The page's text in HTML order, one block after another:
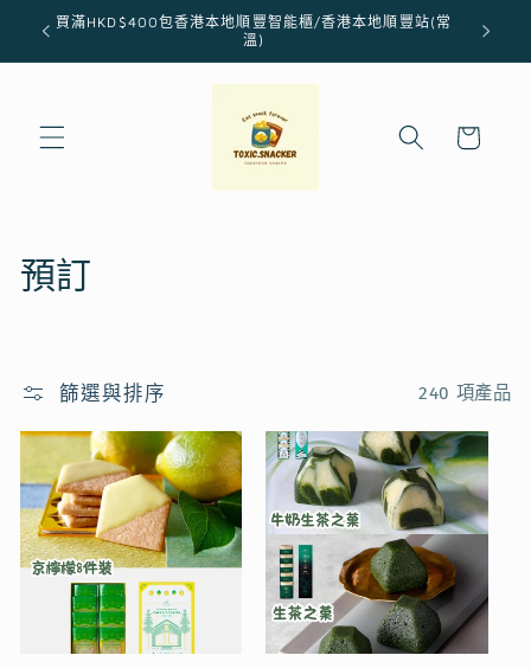
跳至內
容
買滿HKD$400包香港本地順豐智能櫃/香港本地順豐站(常
溫)
物
商
列
預訂
篩選與排序 240 項產品